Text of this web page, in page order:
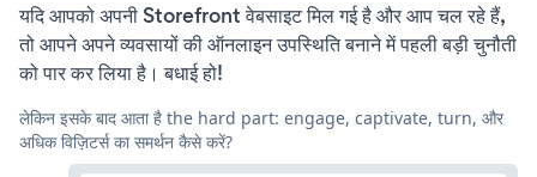
यदि आपको अपनी Storefront वेबसाइट मिल गई है और आप चल रहे हैं,
तो आपने अपने व्यवसायों की ऑनलाइन उपस्थिति बनाने में पहली बड़ी चुनौती
को पार कर लिया है। बधाई हो!
लेकिन इसके बाद आता है the hard part: engage, captivate, turn, और
अधिक विज़िटर्स का समर्थन कैसे करें?